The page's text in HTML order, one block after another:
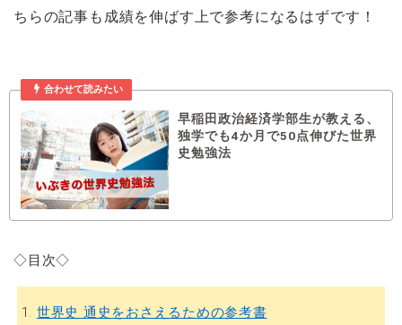
ちらの記事も成績を伸ばす上で参考になるはずです！
合わせて読みたい
早稲田政治経済学部生が教える、
独学でも4か月で50点伸びた世界
史勉強法
◇目次◇
1. 世界史 通史をおさえるための参考書